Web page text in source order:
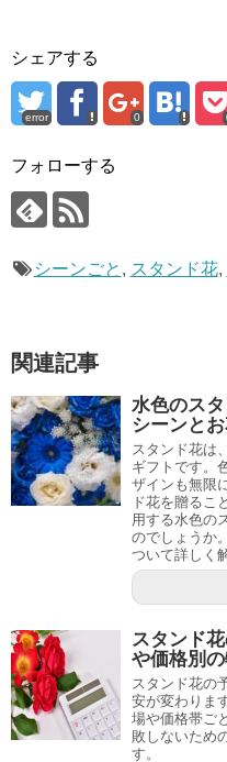
e
b
o
o
k
er
シェアする
error 0
フォローする
シーンごと , スタンド花,
関連記事
水色のス
シーンと
スタンド花は
ギフトです。
ザインも無限
ド花を贈るこ
用する水色の
のでしょうか
ついて詳しく
スタンド
や価格別
スタンド花の
安が変わりま
場や価格帯ご
敗しないため
す。